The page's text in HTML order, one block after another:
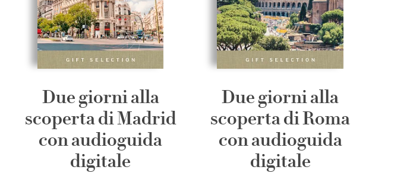
Due giorni alla
scoperta di Madrid
con audioguida
digitale
Due giorni alla
scoperta di Roma
con audioguida
digitale